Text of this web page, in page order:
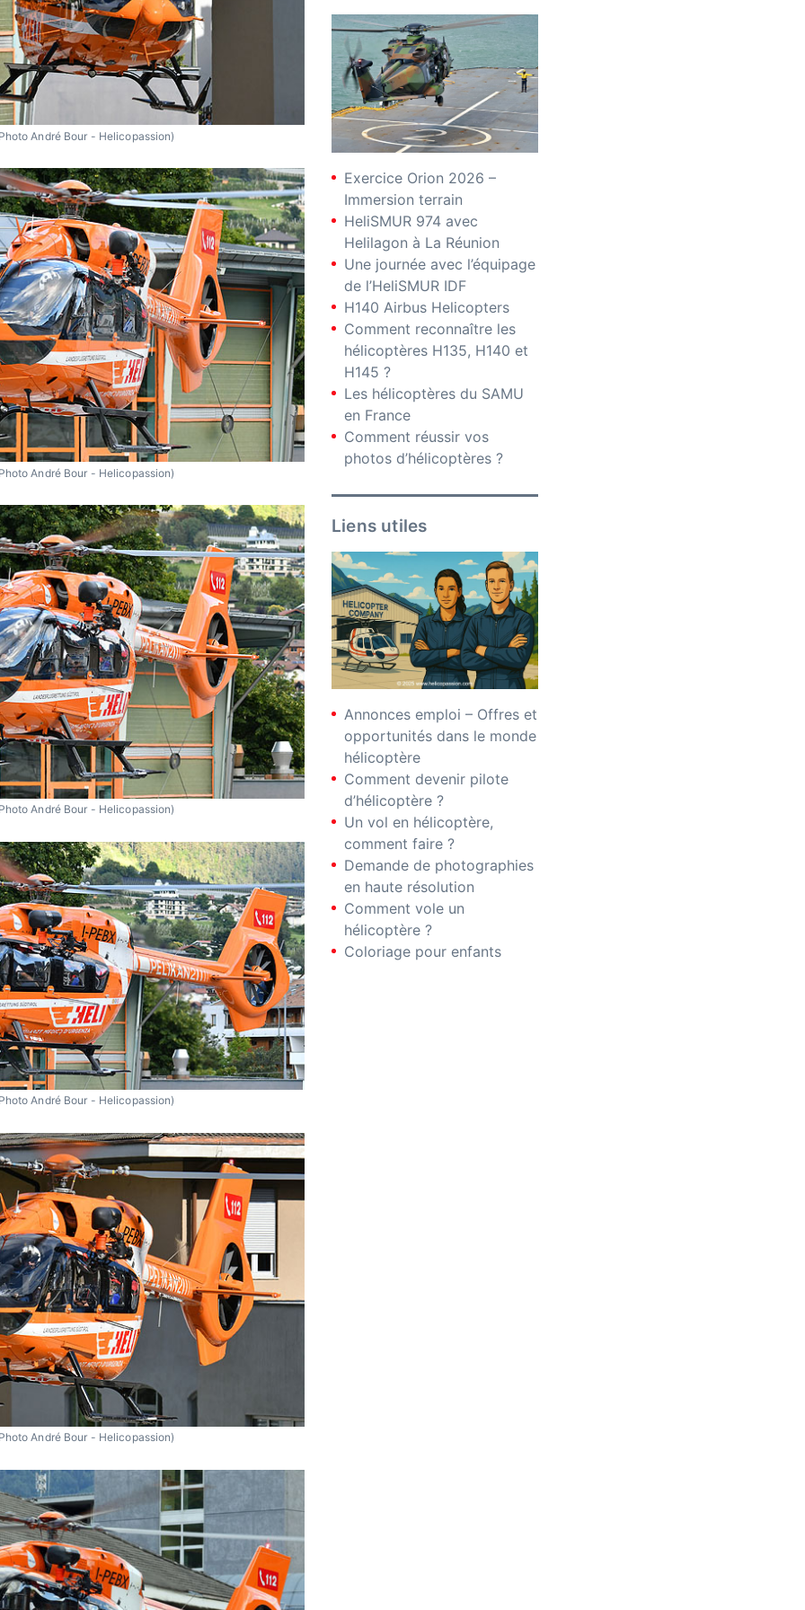
André Bour - Helicopassion)
André Bour - Helicopassion)
André Bour - Helicopassion)
André Bour - Helicopassion)
André Bour - Helicopassion)
Exercice Orion 2026 –
Immersion terrain
HeliSMUR 974 avec
Helilagon à La Réunion
Une journée avec l’équipage
de l’HeliSMUR IDF
H140 Airbus Helicopters
Comment reconnaître les
hélicoptères H135, H140 et
H145 ?
Les hélicoptères du SAMU
en France
Comment réussir vos
photos d’hélicoptères ?
Liens utiles
Annonces emploi – Offres et
opportunités dans le monde
hélicoptère
Comment devenir pilote
d’hélicoptère ?
Un vol en hélicoptère,
comment faire ?
Demande de photographies
en haute résolution
Comment vole un
hélicoptère ?
Coloriage pour enfants